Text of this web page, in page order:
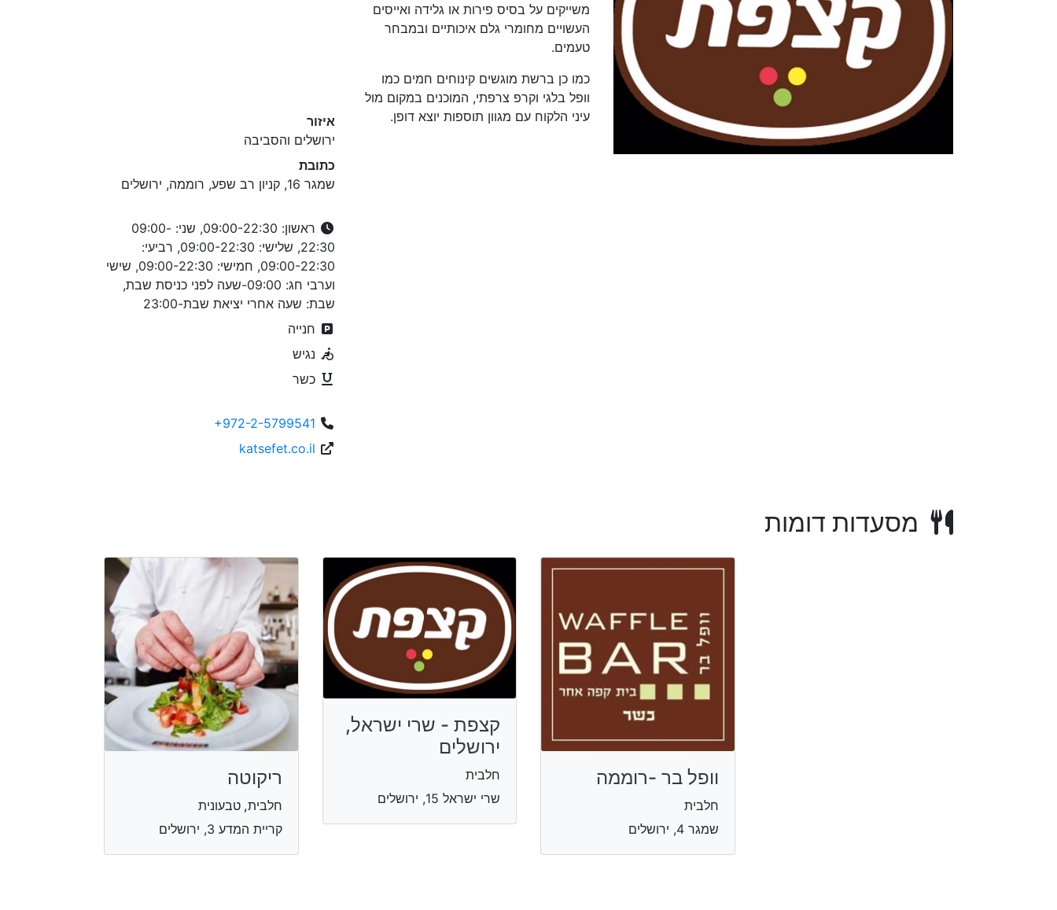
משייקים על בסיס פירות או גלידה ואייסים
העשויים מחומרי גלם איכותיים ובמבחר
טעמים.
כמו כן ברשת מוגשים קינוחים חמים כמו
וופל בלגי וקרפ צרפתי, המוכנים במקום מול
עיני הלקוח עם מגוון תוספות יוצא דופן.
איזור
ירושלים והסביבה
כתובת
שמגר 16, קניון רב שפע, רוממה, ירושלים
ראשון: 09:00-22:30, שני: 09:00-
22:30, שלישי: 09:00-22:30, רביעי:
09:00-22:30, חמישי: 09:00-22:30, שישי
וערבי חג: 09:00-שעה לפני כניסת שבת,
שבת: שעה אחרי יציאת שבת-23:00
חנייה
נגיש
כשר
+972-2-5799541
katsefet.co.il
מסעדות דומות
וופל בר -רוממה
חלבית
שמגר 4, ירושלים
קצפת - שרי ישראל,
ירושלים
חלבית
שרי ישראל 15, ירושלים
ריקוטה
חלבית, טבעונית
קריית המדע 3, ירושלים